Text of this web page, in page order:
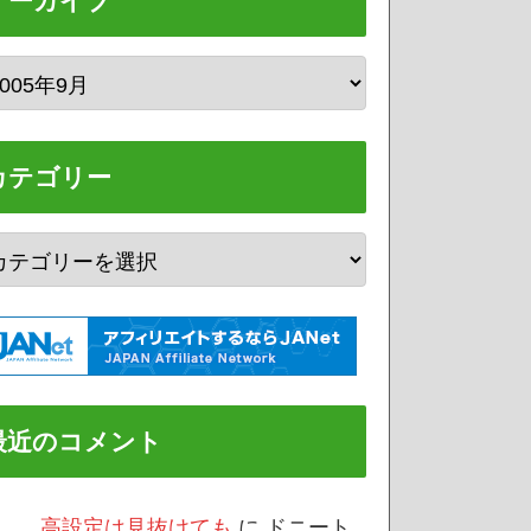
テゴリー
近のコメント